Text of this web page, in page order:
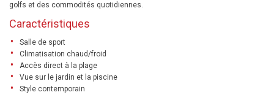
golfs et des commodités quotidiennes.
Caractéristiques
Salle de sport
Climatisation chaud/froid
Accès direct à la plage
Vue sur le jardin et la piscine
Style contemporain